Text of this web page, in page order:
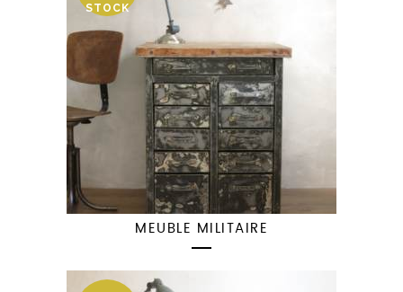
STOCK
MEUBLE MILITAIRE